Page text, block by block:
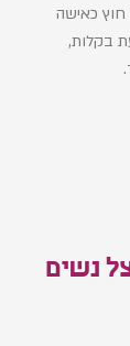
חוץ כאישה
בקלות,
נשים